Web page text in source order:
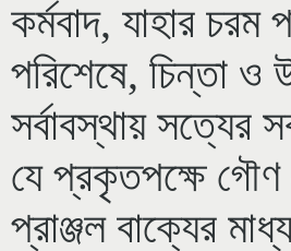
কর্মবাদ, যাহার চরম
পরিশেষে, চিন্তা
সর্বাবস্থায় সত্যের
যে প্রকৃতপক্ষে গৌণ
প্রাঞ্জল বাক্যের